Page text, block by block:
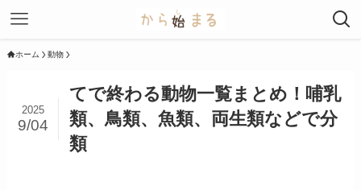
ホーム 動物
てで終わる動物一覧まとめ！哺乳
類、鳥類、魚類、両生類などで分
類
2025
9/04